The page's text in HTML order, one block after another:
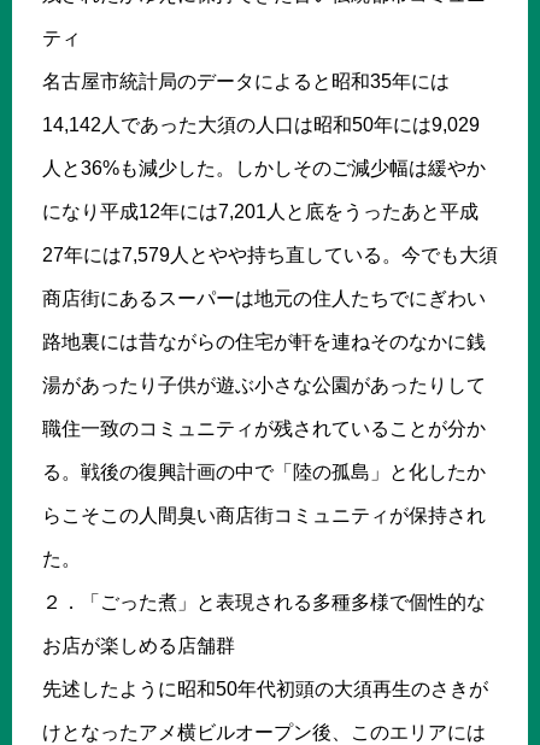
ティ
名古屋市統計局のデータによると昭和35年には
14,142人であった大須の人口は昭和50年には9,029
人と36%も減少した。しかしそのご減少幅は緩やか
になり平成12年には7,201人と底をうったあと平成
27年には7,579人とやや持ち直している。今でも大須
商店街にあるスーパーは地元の住人たちでにぎわい
路地裏には昔ながらの住宅が軒を連ねそのなかに銭
湯があったり子供が遊ぶ小さな公園があったりして
職住一致のコミュニティが残されていることが分か
る。戦後の復興計画の中で「陸の孤島」と化したか
らこそこの人間臭い商店街コミュニティが保持され
た。
２．「ごった煮」と表現される多種多様で個性的な
お店が楽しめる店舗群
先述したように昭和50年代初頭の大須再生のさきが
けとなったアメ横ビルオープン後、このエリアには